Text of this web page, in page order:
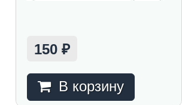
150 ₽
В корзину